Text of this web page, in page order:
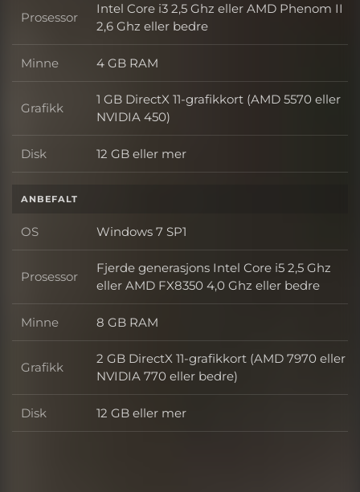
Prosessor Prosessor
Intel Core i3 2,5 Ghz eller AMD Phenom II
2,6 Ghz eller bedre
Minne Minne
4 GB RAM
Grafikk Grafikk
1 GB DirectX 11-grafikkort (AMD 5570 eller
NVIDIA 450)
Disk Disk
12 GB eller mer
ANBEFALT
OS OS
Windows 7 SP1
Prosessor Prosessor
Fjerde generasjons Intel Core i5 2,5 Ghz
eller AMD FX8350 4,0 Ghz eller bedre
Minne Minne
8 GB RAM
Grafikk Grafikk
2 GB DirectX 11-grafikkort (AMD 7970 eller
NVIDIA 770 eller bedre)
Disk Disk
12 GB eller mer